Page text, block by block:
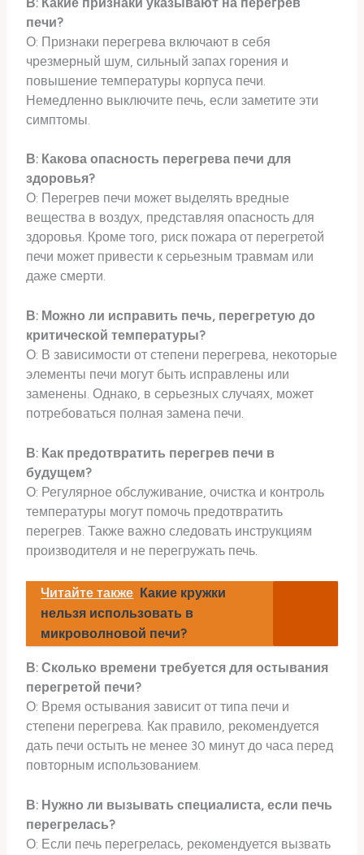
печи?
О: Признаки перегрева включают в себя
чрезмерный шум, сильный запах горения и
повышение температуры корпуса печи.
Немедленно выключите печь, если заметите эти
симптомы.
В: Какова опасность перегрева печи для
здоровья?
О: Перегрев печи может выделять вредные
вещества в воздух, представляя опасность для
здоровья. Кроме того, риск пожара от перегретой
печи может привести к серьезным травмам или
даже смерти.
В: Можно ли исправить печь, перегретую до
критической температуры?
О: В зависимости от степени перегрева, некоторые
элементы печи могут быть исправлены или
заменены. Однако, в серьезных случаях, может
потребоваться полная замена печи.
В: Как предотвратить перегрев печи в
будущем?
О: Регулярное обслуживание, очистка и контроль
температуры могут помочь предотвратить
перегрев. Также важно следовать инструкциям
производителя и не перегружать печь.
Читайте также Какие кружки
нельзя использовать в
микроволновой печи?
В: Сколько времени требуется для остывания
перегретой печи?
О: Время остывания зависит от типа печи и
степени перегрева. Как правило, рекомендуется
дать печи остыть не менее 30 минут до часа перед
повторным использованием.
В: Нужно ли вызывать специалиста, если печь
перегрелась?
О: Если печь перегрелась, рекомендуется вызвать